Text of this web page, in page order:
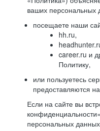
ваших персональных
посещаете наши
hh.ru,
career.ru и
Политику,
или пользуетесь
предоставляются
Если на сайте вы
персональных